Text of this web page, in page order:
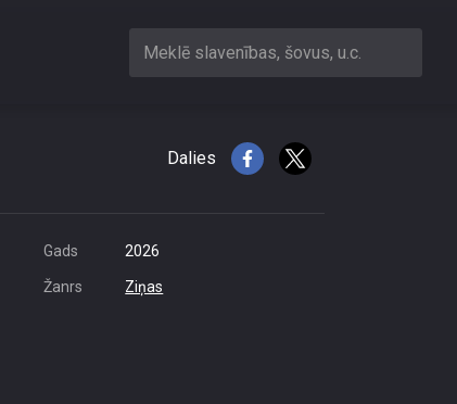
Meklē slavenības, šovus, u.c.
Dalies
Gads 2026
Žanrs Ziņas